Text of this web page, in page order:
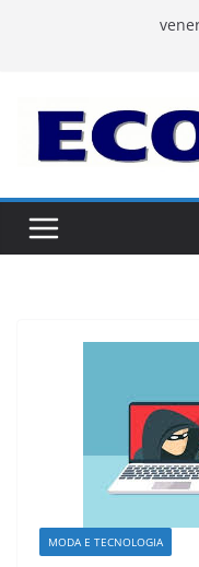
MODA E TECNOLOGIA